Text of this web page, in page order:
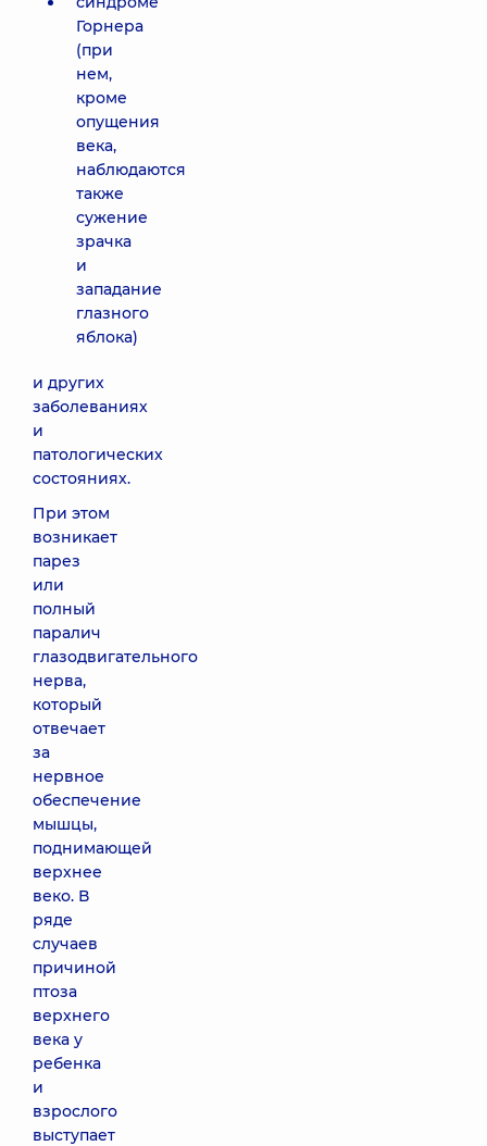
Горнера
(при
нем,
кроме
опущения
века,
наблюдаются
также
сужение
зрачка
и
западание
глазного
яблока)
и других
заболеваниях
и
патологических
состояниях.
При этом
возникает
парез
или
полный
паралич
глазодвигательного
нерва,
который
отвечает
за
нервное
обеспечение
мышцы,
поднимающей
верхнее
веко. В
ряде
случаев
причиной
птоза
верхнего
века у
ребенка
и
взрослого
выступает